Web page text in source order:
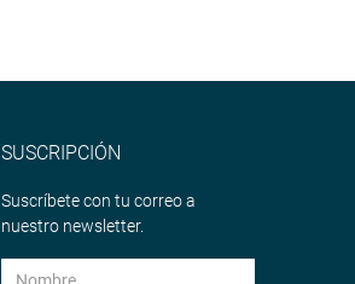
SUSCRIPCIÓN
Suscríbete con tu correo a
nuestro newsletter.